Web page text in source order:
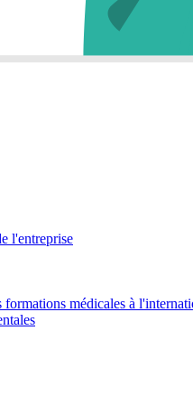
l'entreprise
formations médicales à